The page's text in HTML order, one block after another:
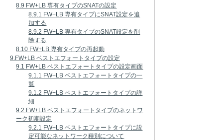
8.9 FW+LB 専有タイプのSNATの設定
8.9.1 FW+LB 専有タイプにSNAT設定を追
加する
8.9.2 FW+LB 専有タイプのSNAT設定を削
除する
8.10 FW+LB 専有タイプの再起動
9.FW+LB ベストエフォートタイプの設定
9.1 FW+LB ベストエフォートタイプの設定画面
9.1.1 FW+LB ベストエフォートタイプの一
覧
9.1.2 FW+LB ベストエフォートタイプの詳
細
9.2 FW+LB ベストエフォートタイプのネットワ
ーク初期設定
9.2.1 FW+LB ベストエフォートタイプに設
定可能なネットワーク種別について